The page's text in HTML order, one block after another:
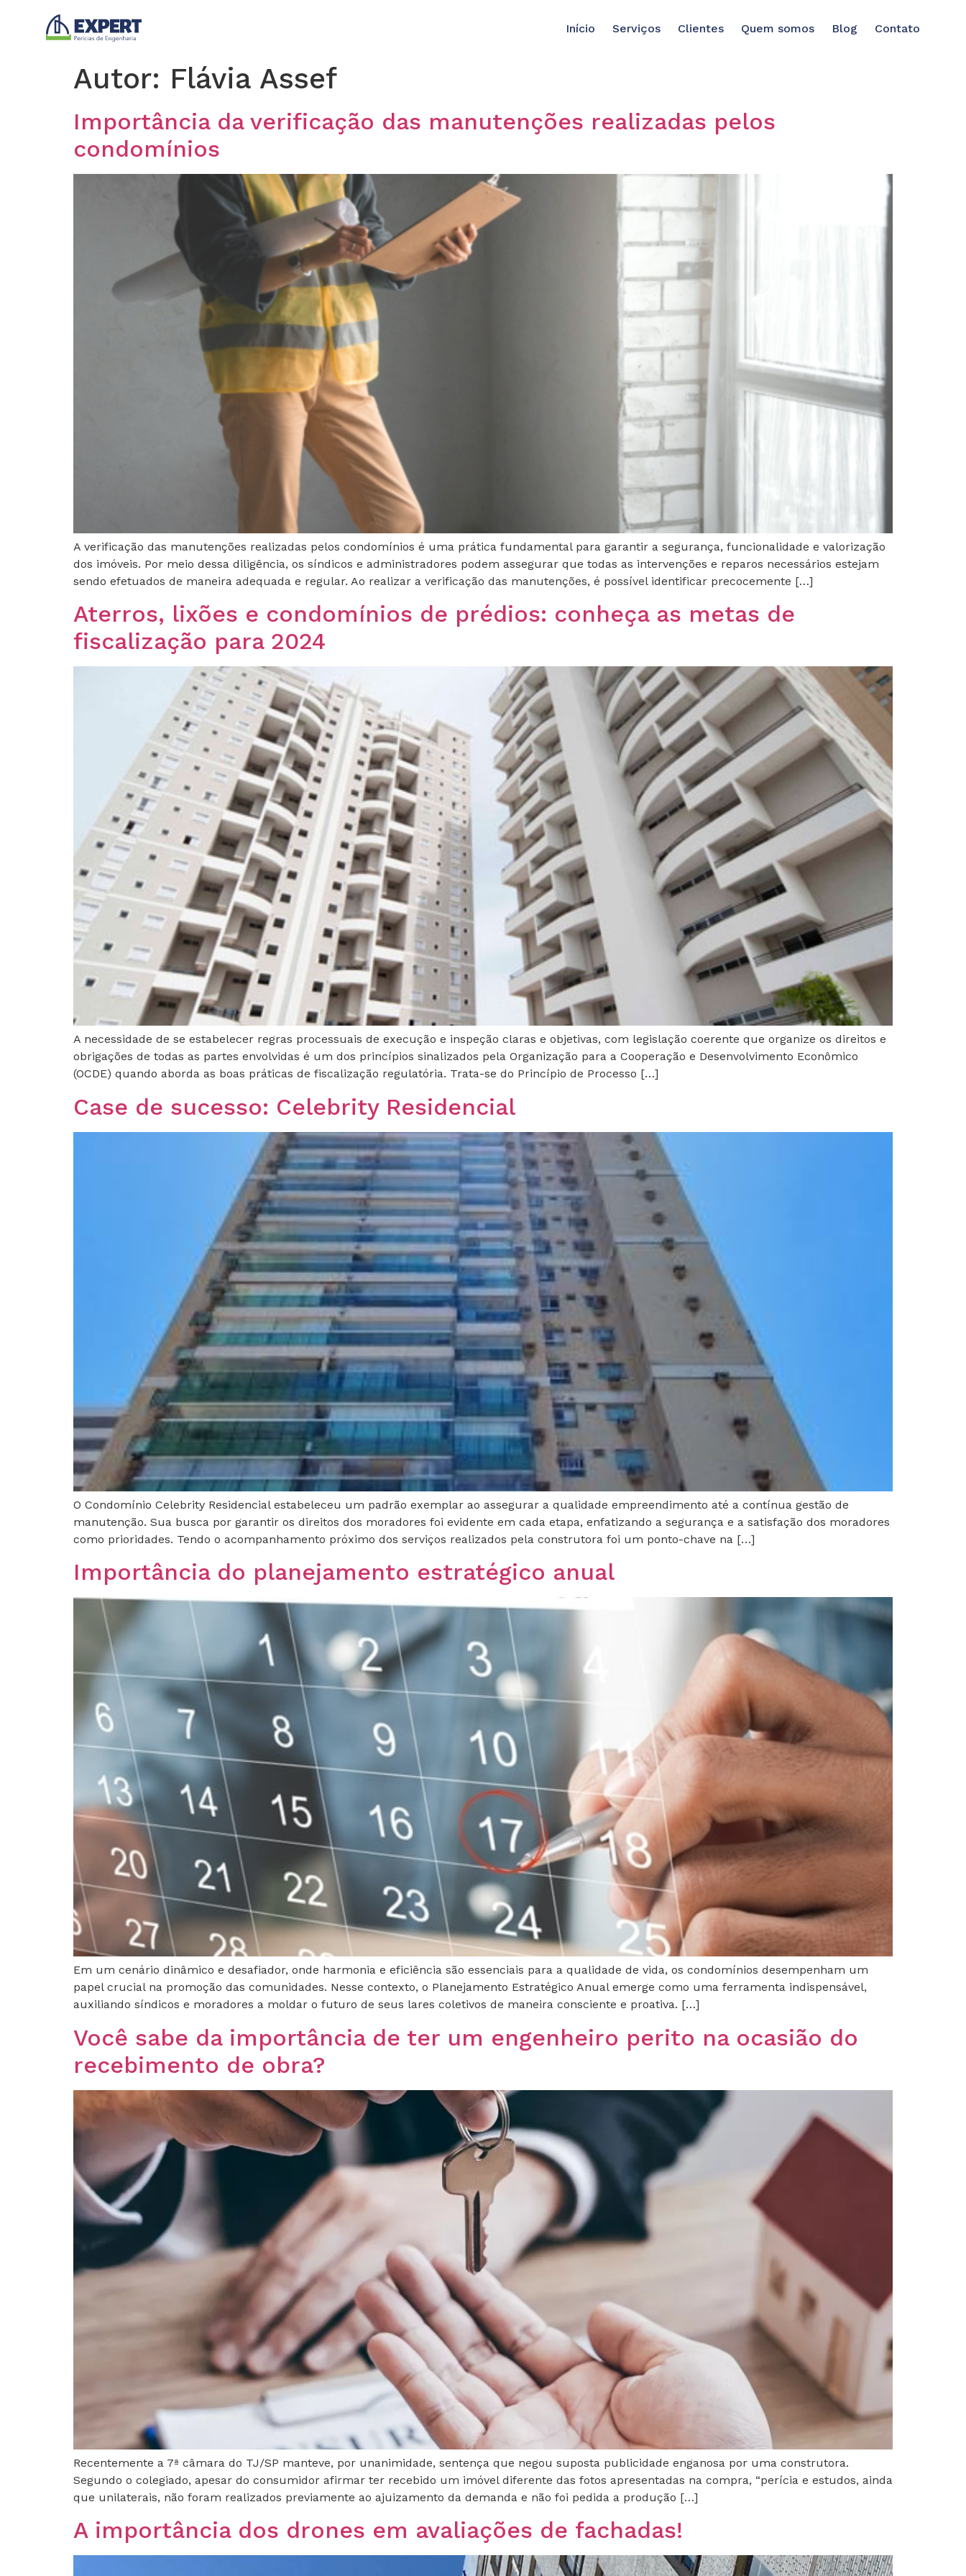
Início Serviços Clientes Quem somos Blog Contato
Autor: Flávia Assef
Importância da verificação das manutenções realizadas pelos
condomínios
A verificação das manutenções realizadas pelos condomínios é uma prática fundamental para garantir a segurança, funcionalidade e valorização
dos imóveis. Por meio dessa diligência, os síndicos e administradores podem assegurar que todas as intervenções e reparos necessários estejam
sendo efetuados de maneira adequada e regular. Ao realizar a verificação das manutenções, é possível identificar precocemente […]
Aterros, lixões e condomínios de prédios: conheça as metas de
fiscalização para 2024
A necessidade de se estabelecer regras processuais de execução e inspeção claras e objetivas, com legislação coerente que organize os direitos e
obrigações de todas as partes envolvidas é um dos princípios sinalizados pela Organização para a Cooperação e Desenvolvimento Econômico
(OCDE) quando aborda as boas práticas de fiscalização regulatória. Trata-se do Princípio de Processo […]
Case de sucesso: Celebrity Residencial
O Condomínio Celebrity Residencial estabeleceu um padrão exemplar ao assegurar a qualidade empreendimento até a contínua gestão de
manutenção. Sua busca por garantir os direitos dos moradores foi evidente em cada etapa, enfatizando a segurança e a satisfação dos moradores
como prioridades. Tendo o acompanhamento próximo dos serviços realizados pela construtora foi um ponto-chave na […]
Importância do planejamento estratégico anual
Em um cenário dinâmico e desafiador, onde harmonia e eficiência são essenciais para a qualidade de vida, os condomínios desempenham um
papel crucial na promoção das comunidades. Nesse contexto, o Planejamento Estratégico Anual emerge como uma ferramenta indispensável,
auxiliando síndicos e moradores a moldar o futuro de seus lares coletivos de maneira consciente e proativa. […]
Você sabe da importância de ter um engenheiro perito na ocasião do
recebimento de obra?
Recentemente a 7ª câmara do TJ/SP manteve, por unanimidade, sentença que negou suposta publicidade enganosa por uma construtora.
Segundo o colegiado, apesar do consumidor afirmar ter recebido um imóvel diferente das fotos apresentadas na compra, “perícia e estudos, ainda
que unilaterais, não foram realizados previamente ao ajuizamento da demanda e não foi pedida a produção […]
A importância dos drones em avaliações de fachadas!